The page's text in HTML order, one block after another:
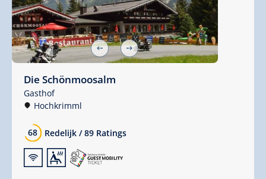
Die Schönmoosalm
Gasthof
Hochkrimml
68 Redelijk / 89 Ratings
🜉🗔